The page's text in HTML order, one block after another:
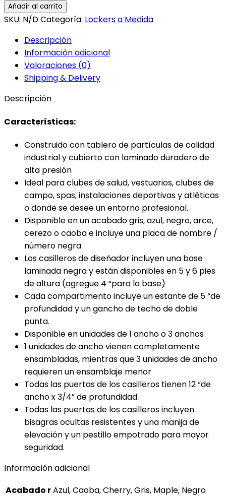
Añadir al carrito
SKU: N/DCategoría: Lockers a Medida
Descripción
Información adicional
Valoraciones (0)
Shipping & Delivery
Descripción
Características:
Construido con tablero de partículas de calidad
industrial y cubierto con laminado duradero de
alta presión
Ideal para clubes de salud, vestuarios, clubes de
campo, spas, instalaciones deportivas y atléticas
o donde se desee un entorno profesional.
Disponible en un acabado gris, azul, negro, arce,
cerezo o caoba e incluye una placa de nombre /
número negra
Los casilleros de diseñador incluyen una base
laminada negra y están disponibles en 5 y 6 pies
de altura (agregue 4 “para la base)
Cada compartimento incluye un estante de 5 “de
profundidad y un gancho de techo de doble
punta.
Disponible en unidades de 1 ancho o 3 anchos
1 unidades de ancho vienen completamente
ensambladas, mientras que 3 unidades de ancho
requieren un ensamblaje menor
Todas las puertas de los casilleros tienen 12 “de
ancho x 3/4” de profundidad.
Todas las puertas de los casilleros incluyen
bisagras ocultas resistentes y una manija de
elevación y un pestillo empotrado para mayor
seguridad.
Información adicional
Acabado rAzul, Caoba, Cherry, Gris, Maple, Negro